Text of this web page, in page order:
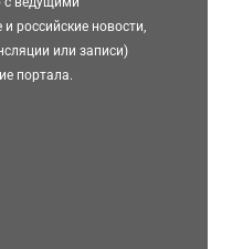
российские новости,
или записи)
портала.